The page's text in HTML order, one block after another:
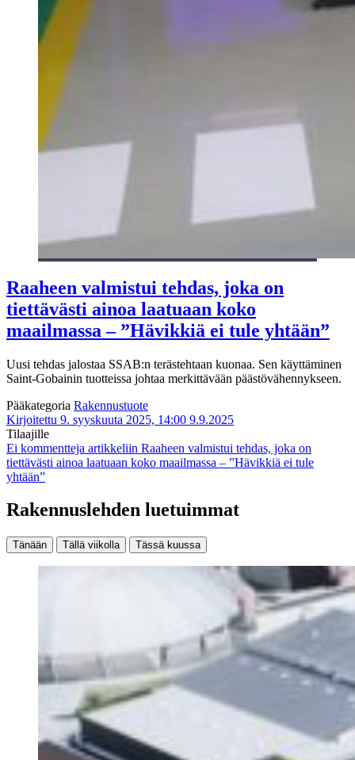
Raaheen valmistui tehdas, joka on
tiettävästi ainoa laatuaan koko
maailmassa – ”Hävikkiä ei tule yhtään”
Uusi tehdas jalostaa SSAB:n terästehtaan kuonaa. Sen käyttäminen
Saint-Gobainin tuotteissa johtaa merkittävään päästövähennykseen.
Pääkategoria Rakennustuote
Kirjoitettu 9. syyskuuta 2025, 14:00 9.9.2025
Tilaajille
Ei kommentteja artikkeliin Raaheen valmistui tehdas, joka on
tiettävästi ainoa laatuaan koko maailmassa – ”Hävikkiä ei tule
yhtään”
Rakennuslehden luetuimmat
Tänään Tällä viikolla Tässä kuussa